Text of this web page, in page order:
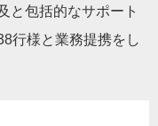
と包括的なサポート
行様と業務提携をし